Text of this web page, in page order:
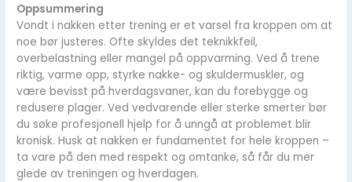
Oppsummering
Vondt i nakken etter trening er et varsel fra kroppen om at
noe bør justeres. Ofte skyldes det teknikkfeil,
overbelastning eller mangel på oppvarming. Ved å trene
riktig, varme opp, styrke nakke- og skuldermuskler, og
være bevisst på hverdagsvaner, kan du forebygge og
redusere plager. Ved vedvarende eller sterke smerter bør
du søke profesjonell hjelp for å unngå at problemet blir
kronisk. Husk at nakken er fundamentet for hele kroppen –
ta vare på den med respekt og omtanke, så får du mer
glede av treningen og hverdagen.